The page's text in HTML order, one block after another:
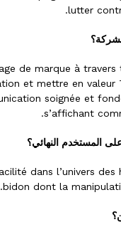
lutter
de marque à
et mettre en valeur
soignée et
s’affichant
على المستخدم النهائي؟
dans l’univers
bidon dont la